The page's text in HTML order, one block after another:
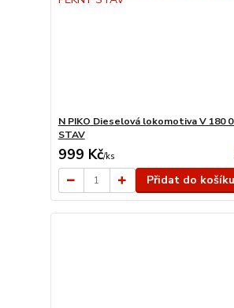
N PIKO Dieselová lokomotiva V 180
STAV
999 Kč/ks
Přidat do košíku